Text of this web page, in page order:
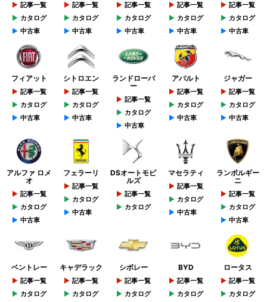
記事一覧
カタログ
中古車
記事一覧
カタログ
中古車
記事一覧
カタログ
中古車
記事一覧
カタログ
中古車
記事一覧
カタログ
中古車
フィアット
記事一覧
カタログ
中古車
シトロエン
記事一覧
カタログ
中古車
ランドローバ
ー
記事一覧
カタログ
中古車
アバルト
記事一覧
カタログ
中古車
ジャガー
記事一覧
カタログ
中古車
アルファ ロメ
オ
記事一覧
カタログ
中古車
フェラーリ
記事一覧
カタログ
中古車
DSオートモビ
ルズ
記事一覧
カタログ
マセラティ
記事一覧
カタログ
中古車
ランボルギー
ニ
記事一覧
カタログ
中古車
ベントレー
記事一覧
カタログ
キャデラック
記事一覧
カタログ
シボレー
記事一覧
カタログ
BYD
記事一覧
カタログ
ロータス
記事一覧
カタログ